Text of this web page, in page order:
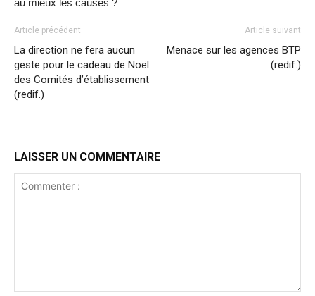
au mieux les causes ?
Article précédent
La direction ne fera aucun
geste pour le cadeau de Noël
des Comités d’établissement
(redif.)
Article suivant
Menace sur les agences BTP
(redif.)
LAISSER UN COMMENTAIRE